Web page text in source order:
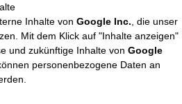
Inhalte von Google Inc. , die unser
Mit dem Klick auf "Inhalte anzeigen"
und zukünftige Inhalte von Google
personenbezogene Daten an